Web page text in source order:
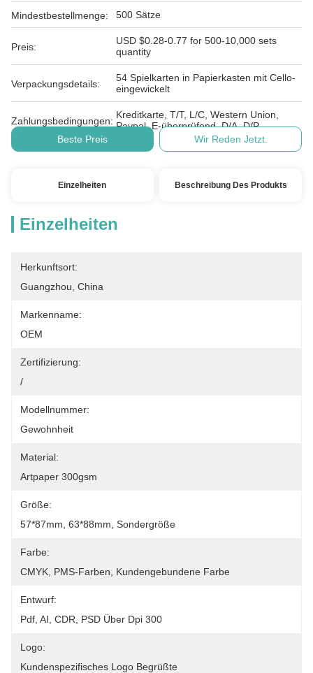
Mindestbestellmenge: 500 Sätze
Preis:
USD $0.28-0.77 for 500-10,000 sets
quantity
Verpackungsdetails:
54 Spielkarten in Papierkasten mit Cello-
eingewickelt
Zahlungsbedingungen:
Kreditkarte, T/T, L/C, Western Union,
Paypal, E-überprüfend, D/A, D/P
Beste Preis
Wir Reden Jetzt.
Einzelheiten Beschreibung Des Produkts
Einzelheiten
Herkunftsort:
Guangzhou, China
Markenname:
OEM
Zertifizierung:
/
Modellnummer:
Gewohnheit
Material:
Artpaper 300gsm
Größe:
57*87mm, 63*88mm, Sondergröße
Farbe:
CMYK, PMS-Farben, Kundengebundene Farbe
Entwurf:
Pdf, AI, CDR, PSD Über Dpi 300
Logo:
Kundenspezifisches Logo Begrüßte